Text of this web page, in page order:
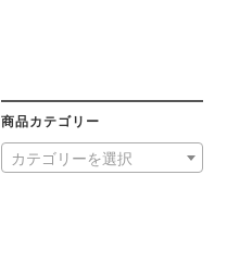
商品カテゴリー
カテゴリーを選択